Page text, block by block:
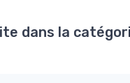
dans la